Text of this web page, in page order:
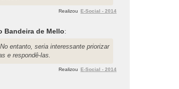
Realizou E-Social - 2014
Bandeira de Mello:
entanto, seria interessante priorizar
e respondê-las.
Realizou E-Social - 2014